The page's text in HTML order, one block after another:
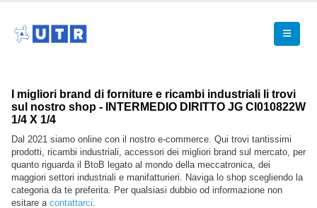
I migliori brand di forniture e ricambi industriali li trovi
sul nostro shop - INTERMEDIO DIRITTO JG CI010822W
1/4 X 1/4
Dal 2021 siamo online con il nostro e-commerce. Qui trovi tantissimi
prodotti, ricambi industriali, accessori dei migliori brand sul mercato, per
quanto riguarda il BtoB legato al mondo della meccatronica, dei
maggiori settori industriali e manifatturieri. Naviga lo shop scegliendo la
categoria da te preferita. Per qualsiasi dubbio od informazione non
esitare a contattarci.